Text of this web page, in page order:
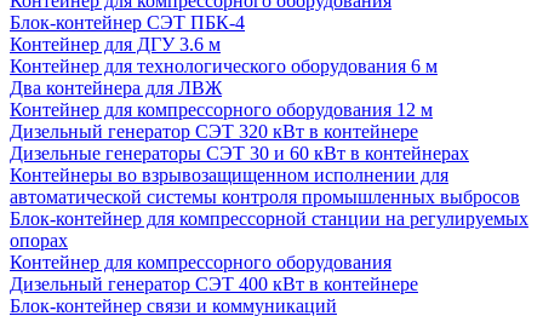
Блок-контейнер СЭТ ПБК-4
Контейнер для ДГУ 3.6 м
Контейнер для технологического оборудования 6 м
Два контейнера для ЛВЖ
Контейнер для компрессорного оборудования 12 м
Дизельный генератор СЭТ 320 кВт в контейнере
Дизельные генераторы СЭТ 30 и 60 кВт в контейнерах
Контейнеры во взрывозащищенном исполнении для
автоматической системы контроля промышленных выбросов
Блок-контейнер для компрессорной станции на регулируемых
опорах
Контейнер для компрессорного оборудования
Дизельный генератор СЭТ 400 кВт в контейнере
Блок-контейнер связи и коммуникаций